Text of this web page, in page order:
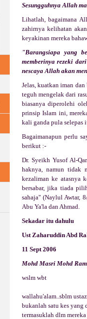
Sesungguhnya Allah
Lihatlah, bagaimana
zahirnya kelihatan
keyakinan mereka
"Barangsiapa yang
memberinya rezeki
nescaya Allah akan
Jelas, kuatkan iman
teguh mengelak dari
biasanya diperolehi
prinsip Islam ini,
kali ganda pula selepas
Bagaimanapun perlu
berikut :-
Dr. Syeikh Yusof Al-
haknya, namun tidak
kezaliman ke atasnya
bersabar, jika tiada
sahaja" (Naylul Awtar,
Abu Ya'la dan Ahmad.
Sekadaritu dahulu
UstZaharuddin Abd
11 Sept 2006
Mohd Masri Mohd
wslm wbt
wallahu'alam..sblm
bukanlah satu kes yang
termasuklah dlm